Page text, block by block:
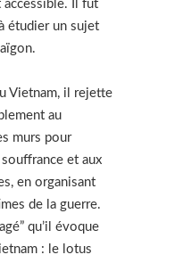
Il fut
étudier un sujet
Vietnam, il rejette
au
murs pour
et aux
en organisant
de la guerre.
qu’il évoque
: le lotus